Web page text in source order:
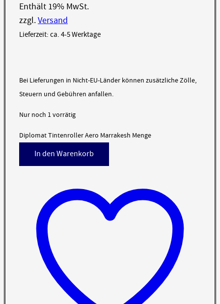
Enthält 19% MwSt.
zzgl.Versand
Lieferzeit: ca. 4-5 Werktage
Bei Lieferungen in Nicht-EU-Länder können zusätzliche Zölle,
Steuern und Gebühren anfallen.
Nur noch 1 vorrätig
Diplomat Tintenroller Aero Marrakesh Menge
In den Warenkorb